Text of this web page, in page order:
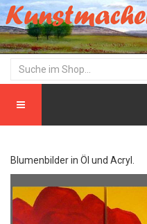
Blumenbilder in Öl und Acryl.